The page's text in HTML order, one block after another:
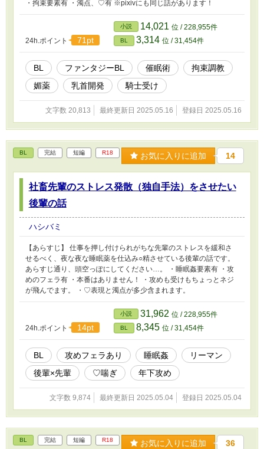
・拘束要素有 ・濁点、♡有 ※pixivにも同じ話があります！
24h.ポイント 71pt
小説 14,021 位 / 228,955件
BL 3,314 位 / 31,454件
BL ファンタジーBL 催眠術
拘束調教
媚薬
乳首開発 騎士受け
文字数 20,813 最終更新日 2025.05.16 登録日 2025.05.16
BL 完結 短編 R18 お気に入りに追加 14
社畜先輩のストレス発散（独自手法）をさせたい
後輩の話
ハシバミ
【あらすじ】 仕事を押し付けられがちな先輩のストレスを緩和さ
せるべく、夜な夜な睡眠薬を仕込み○精させている後輩の話です。
あらすじ通り、頭空っぽにしてください…。 ・睡眠姦要素有 ・攻
めのフェラ有 ・本番はありません！ ・攻めも受けもちょっとネジ
が飛んでます。 ・♡表現と濁点が多少含まれます。
24h.ポイント 14pt
小説 31,962 位 / 228,955件
BL 8,345 位 / 31,454件
BL 攻めフェラあり 睡眠姦
リーマン
後輩×先輩
♡喘ぎ 年下攻め
文字数 9,874 最終更新日 2025.05.04 登録日 2025.05.04
BL 完結 短編 R18 お気に入りに追加 36